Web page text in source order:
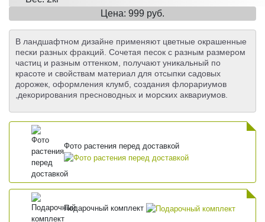
Цена: 999 руб.
В ландшафтном дизайне применяют цветные окрашенные
пески разных фракций. Сочетая песок с разным размером
частиц и разным оттенком, получают уникальный по
красоте и свойствам материал для отсыпки садовых
дорожек, оформления клумб, создания флорариумов
,декорирования пресноводных и морских аквариумов.
Фото растения перед доставкой
Подарочный комплект